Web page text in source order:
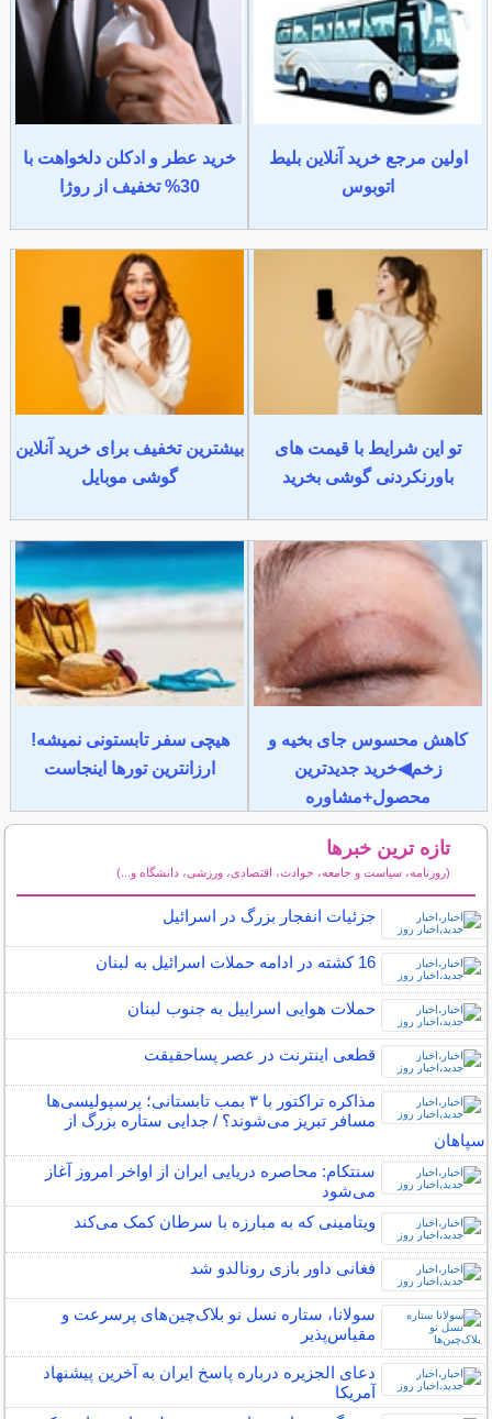
اولین مرجع خرید آنلاین بلیط
اتوبوس
خرید عطر و ادکلن دلخواهت با
30% تخفیف از روژا
تو این شرایط با قیمت های
باورنکردنی گوشی بخرید
بیشترین تخفیف برای خرید آنلاین
گوشی موبایل
کاهش محسوس جای بخیه و
زخم◀خرید جدیدترین
محصول+مشاوره
هیچی سفر تابستونی نمیشه!
ارزانترین تورها اینجاست
تازه ترین خبرها
(روزنامه، سیاست و جامعه، حوادث، اقتصادی، ورزشی، دانشگاه و...)
جزئیات انفجار بزرگ در اسرائیل
16 کشته در ادامه حملات اسرائیل به لبنان
حملات هوایی اسراییل به جنوب لبنان
قطعی اینترنت در عصر پساحقیقت
مذاکره تراکتور با ۳ بمب تابستانی؛ پرسپولیسی‌ها
مسافر تبریز می‌شوند؟ / جدایی ستاره بزرگ از
سپاهان
سنتکام: محاصره دریایی ایران از اواخر امروز آغاز
می‌شود
ویتامینی که به مبارزه با سرطان کمک می‌کند
فغانی داور بازی رونالدو شد
سولانا، ستاره نسل نو بلاک‌چین‌های پرسرعت و
مقیاس‌پذیر
دعای الجزیره درباره پاسخ ایران به آخرین پیشنهاد
آمریکا